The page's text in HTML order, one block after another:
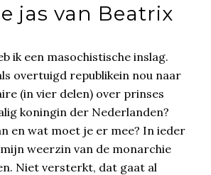
jas van Beatrix
ik een masochistische inslag.
overtuigd republikein nou naar
(in vier delen) over prinses
koningin der Nederlanden?
en wat moet je er mee? In ieder
weerzin van de monarchie
Niet versterkt, dat gaat al